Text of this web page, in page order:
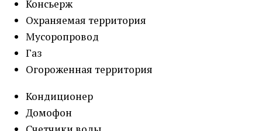
Консьерж
Охраняемая территория
Мусоропровод
Газ
Огороженная территория
Кондиционер
Домофон